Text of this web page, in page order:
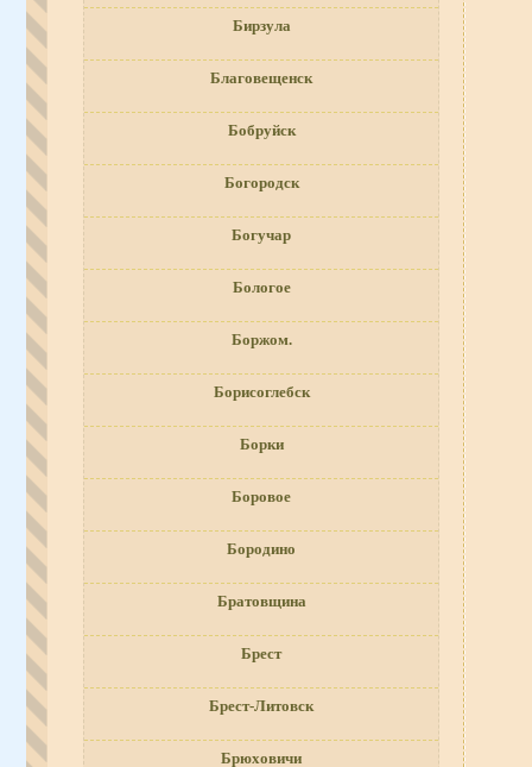
Бирзула
Благовещенск
Бобруйск
Богородск
Богучар
Бологое
Боржом.
Борисоглебск
Борки
Боровое
Бородино
Братовщина
Брест
Брест-Литовск
Брюховичи